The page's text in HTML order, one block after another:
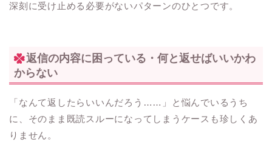
深刻に受け止める必要がないパターンのひとつです。
返信の内容に困っている・何と返せばいいかわ
からない
「なんて返したらいいんだろう……」と悩んでいるうち
に、そのまま既読スルーになってしまうケースも珍しくあ
りません。